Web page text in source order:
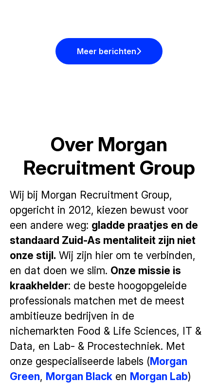
Meer berichten
Over Morgan
Recruitment Group
Wij bij Morgan Recruitment Group,
opgericht in 2012, kiezen bewust voor
een andere weg: gladde praatjes en de
standaard Zuid-As mentaliteit zijn niet
onze stijl. Wij zijn hier om te verbinden,
en dat doen we slim. Onze missie is
kraakhelder: de beste hoogopgeleide
professionals matchen met de meest
ambitieuze bedrijven in de
nichemarkten Food & Life Sciences, IT &
Data, en Lab- & Procestechniek. Met
onze gespecialiseerde labels (Morgan
Green, Morgan Black en Morgan Lab)